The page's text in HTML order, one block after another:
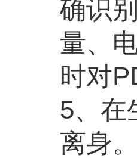
确识
量、
时对
5、在
离身。